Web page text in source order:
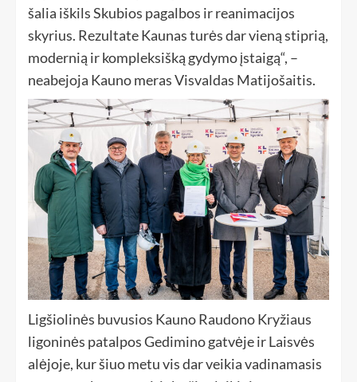
šalia iškils Skubios pagalbos ir reanimacijos
skyrius. Rezultate Kaunas turės dar vieną stiprią,
modernią ir kompleksišką gydymo įstaigą“, –
neabejoja Kauno meras Visvaldas Matijošaitis.
Ligšiolinės buvusios Kauno Raudono Kryžiaus
ligoninės patalpos Gedimino gatvėje ir Laisvės
alėjoje, kur šiuo metu vis dar veikia vadinamasis